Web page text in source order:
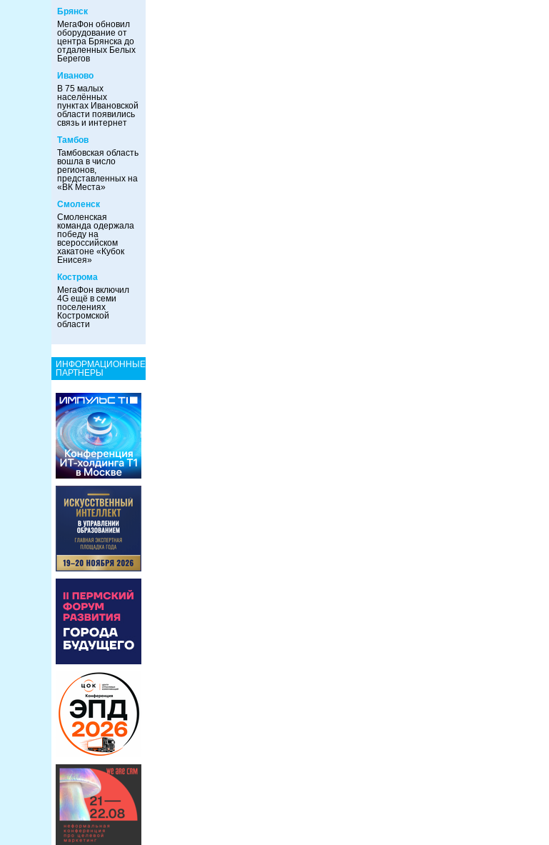
Брянск
МегаФон обновил
оборудование от
центра Брянска до
отдаленных Белых
Берегов
Иваново
В 75 малых
населённых
пунктах Ивановской
области появились
связь и интернет
Тамбов
Тамбовская область
вошла в число
регионов,
представленных на
«ВК Места»
Смоленск
Смоленская
команда одержала
победу на
всероссийском
хакатоне «Кубок
Енисея»
Кострома
МегаФон включил
4G ещё в семи
поселениях
Костромской
области
ИНФОРМАЦИОННЫЕ
ПАРТНЕРЫ